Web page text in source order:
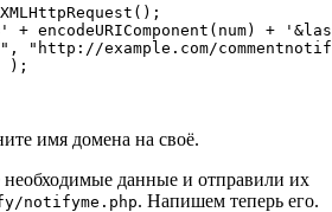
+ encodeURIComponent(num) + '
"http://example.com/
);
имя домена на своё.
данные и отправили их
notifyme.php. Напишем теперь его.